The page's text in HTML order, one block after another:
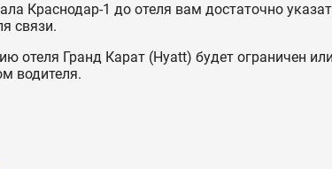
Краснодар-1 до отеля вам достаточно
связи.
отеля Гранд Карат (Hyatt) будет ограничен
водителя.